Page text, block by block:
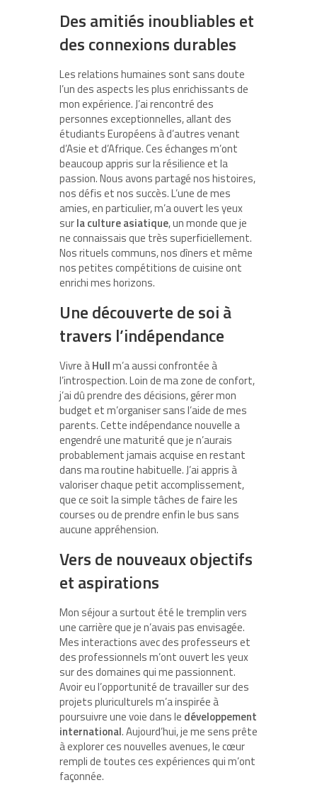
Des amitiés inoubliables et
des connexions durables
Les relations humaines sont sans doute
l’un des aspects les plus enrichissants de
mon expérience. J’ai rencontré des
personnes exceptionnelles, allant des
étudiants Européens à d’autres venant
d’Asie et d’Afrique. Ces échanges m’ont
beaucoup appris sur la résilience et la
passion. Nous avons partagé nos histoires,
nos défis et nos succès. L’une de mes
amies, en particulier, m’a ouvert les yeux
surla culture asiatique, un monde que je
ne connaissais que très superficiellement.
Nos rituels communs, nos dîners et même
nos petites compétitions de cuisine ont
enrichi mes horizons.
Une découverte de soi à
travers l’indépendance
Vivre àHullm’a aussi confrontée à
l’introspection. Loin de ma zone de confort,
j’ai dû prendre des décisions, gérer mon
budget et m’organiser sans l’aide de mes
parents. Cette indépendance nouvelle a
engendré une maturité que je n’aurais
probablement jamais acquise en restant
dans ma routine habituelle. J’ai appris à
valoriser chaque petit accomplissement,
que ce soit la simple tâches de faire les
courses ou de prendre enfin le bus sans
aucune appréhension.
Vers de nouveaux objectifs
et aspirations
Mon séjour a surtout été le tremplin vers
une carrière que je n’avais pas envisagée.
Mes interactions avec des professeurs et
des professionnels m’ont ouvert les yeux
sur des domaines qui me passionnent.
Avoir eu l’opportunité de travailler sur des
projets pluriculturels m’a inspirée à
poursuivre une voie dans le développement
international. Aujourd’hui, je me sens prête
à explorer ces nouvelles avenues, le cœur
rempli de toutes ces expériences qui m’ont
façonnée.